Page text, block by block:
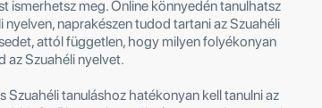
ismerhetsz meg. Online könnyedén tanulhatsz
nyelven, naprakészen tudod tartani az Szuahéli
attól független, hogy milyen folyékonyan
az Szuahéli nyelvet.
Szuahéli tanuláshoz hatékonyan kell tanulni az